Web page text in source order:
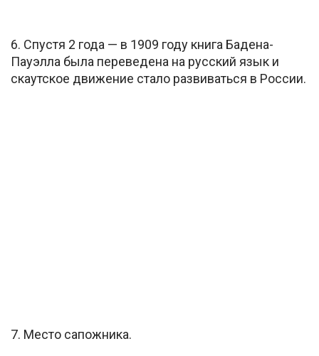
6. Спустя 2 года — в 1909 году книга Бадена-
Пауэлла была переведена на русский язык и
скаутское движение стало развиваться в России.
7. Место сапожника.